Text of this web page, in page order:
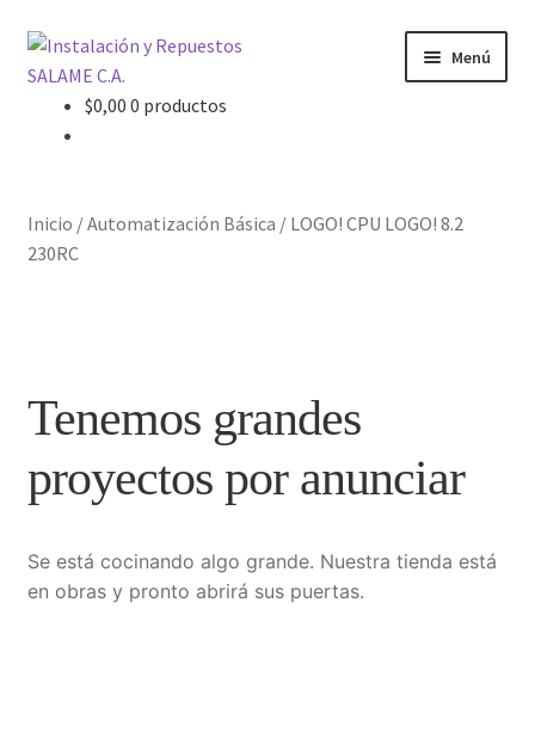
Ir
a
navegación
Ir
al
contenido
Menú
Contacto
Mi cuenta
Nosotros
Sample Page
$0,00 0 productos
Inicio /Automatización Básica / LOGO! CPU LOGO! 8.2
230RC
Tenemos grandes
proyectos por anunciar
Se está cocinando algo grande. Nuestra tienda está
en obras y pronto abrirá sus puertas.